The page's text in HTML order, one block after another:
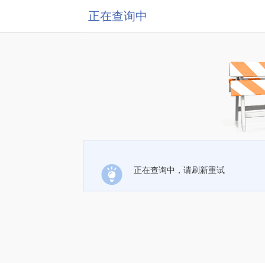
正在查询中
正在查询中，请刷新重试